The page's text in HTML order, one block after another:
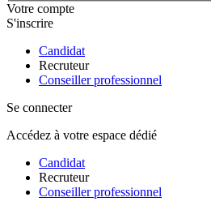
Votre compte
S'inscrire
Candidat
Recruteur
Conseiller professionnel
Se connecter
Accédez à votre espace dédié
Candidat
Recruteur
Conseiller professionnel